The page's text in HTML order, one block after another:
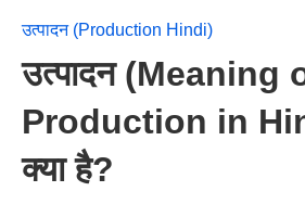
उत्पादन (Production Hindi)
उत्पादन (Meaning
Production in
क्या है?